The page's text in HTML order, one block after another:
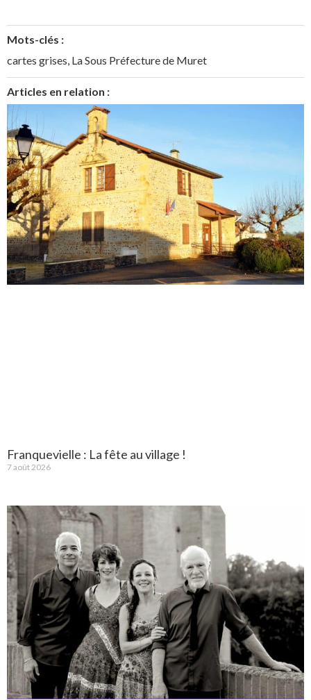
Mots-clés :
cartes grises, La Sous Préfecture de Muret
Articles en relation :
Franquevielle : La fête au village !
7 août 2026